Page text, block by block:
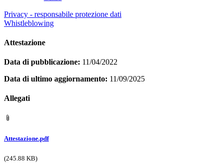
Privacy - responsabile protezione dati
Whistleblowing
Attestazione
Data di pubblicazione: 11/04/2022
Data di ultimo aggiornamento: 11/09/2025
Allegati
Attestazione.pdf
(245.88 KB)